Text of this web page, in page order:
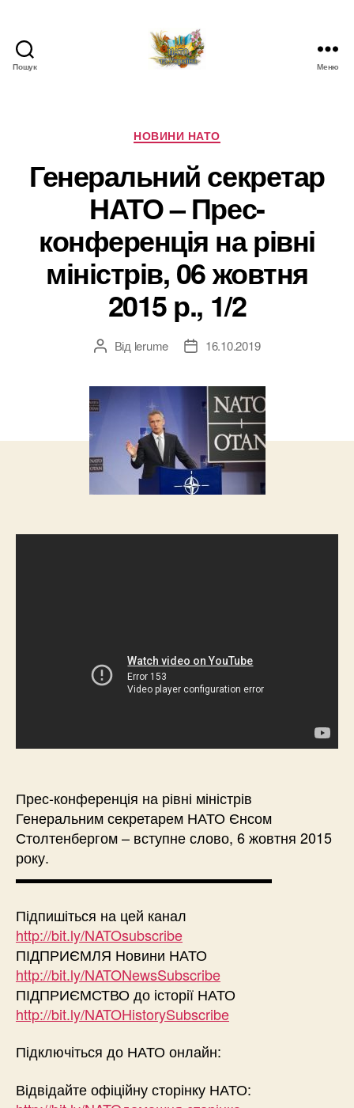
Пошук
Новини
про
НАТО
в
Україні
Меню
Категорії
НОВИНИ НАТО
Генеральний секретар
НАТО – Прес-
конференція на рівні
міністрів, 06 жовтня
2015 р., 1/2
Автор
Від lerume
Дата16.10.2019
Прес-конференція на рівні міністрів
Генеральним секретарем НАТО Єнсом
Столтенбергом – вступне слово, 6 жовтня 2015
року.
▬▬▬▬▬▬▬▬▬▬▬▬▬▬▬▬▬▬
Підпишіться на цей канал
http://bit.ly/NATOsubscribe
ПІДПРИЄМЛЯ Новини НАТО
http://bit.ly/NATONewsSubscribe
ПІДПРИЄМСТВО до історії НАТО
http://bit.ly/NATOHistorySubscribe
Підключіться до НАТО онлайн:
Відвідайте офіційну сторінку НАТО: